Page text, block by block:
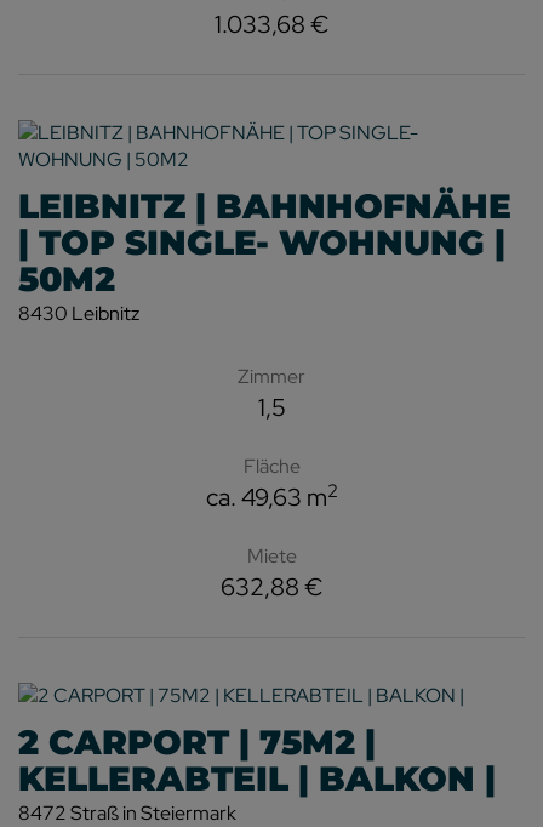
1.033,68 €
LEIBNITZ | BAHNHOFNÄHE
| TOP SINGLE- WOHNUNG |
50M2
8430 Leibnitz
Zimmer
1,5
Fläche
ca. 49,63 m2
Miete
632,88 €
2 CARPORT | 75M2 |
KELLERABTEIL | BALKON |
8472 Straß in Steiermark